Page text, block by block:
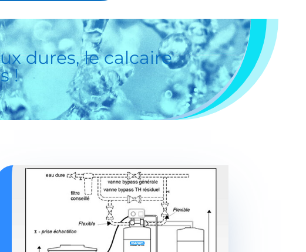
dures, le calcaire
!